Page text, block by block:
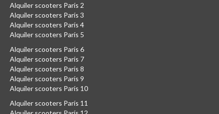
Alquiler scooters París 2
Alquiler scooters París 3
Alquiler scooters París 4
Alquiler scooters París 5
Alquiler scooters París 6
Alquiler scooters París 7
Alquiler scooters París 8
Alquiler scooters París 9
Alquiler scooters París 10
Alquiler scooters París 11